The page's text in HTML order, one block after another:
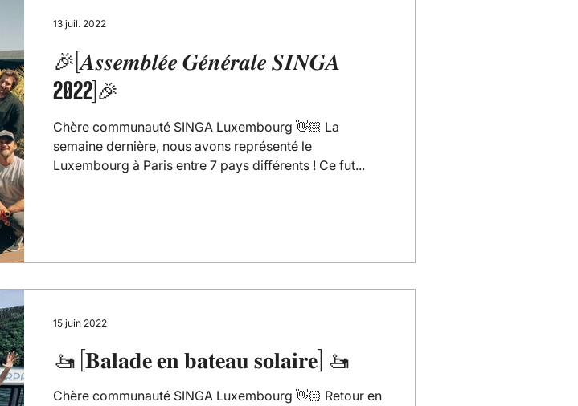
🎉[𝑨𝒔𝒔𝒆𝒎𝒃𝒍𝒆́𝒆 𝑮𝒆́𝒏𝒆́𝒓𝒂𝒍𝒆 𝑺𝑰𝑵𝑮𝑨
2022]🎉
Chère communauté SINGA Luxembourg 👋🏻 La
semaine dernière, nous avons représenté le
Luxembourg à Paris entre 7 pays différents ! Ce fut...
13 juil. 2022
🚤 [𝐁𝐚𝐥𝐚𝐝𝐞 𝐞𝐧 𝐛𝐚𝐭𝐞𝐚𝐮 𝐬𝐨𝐥𝐚𝐢𝐫𝐞] 🚤
Chère communauté SINGA Luxembourg 👋🏻 Retour en
15 juin 2022